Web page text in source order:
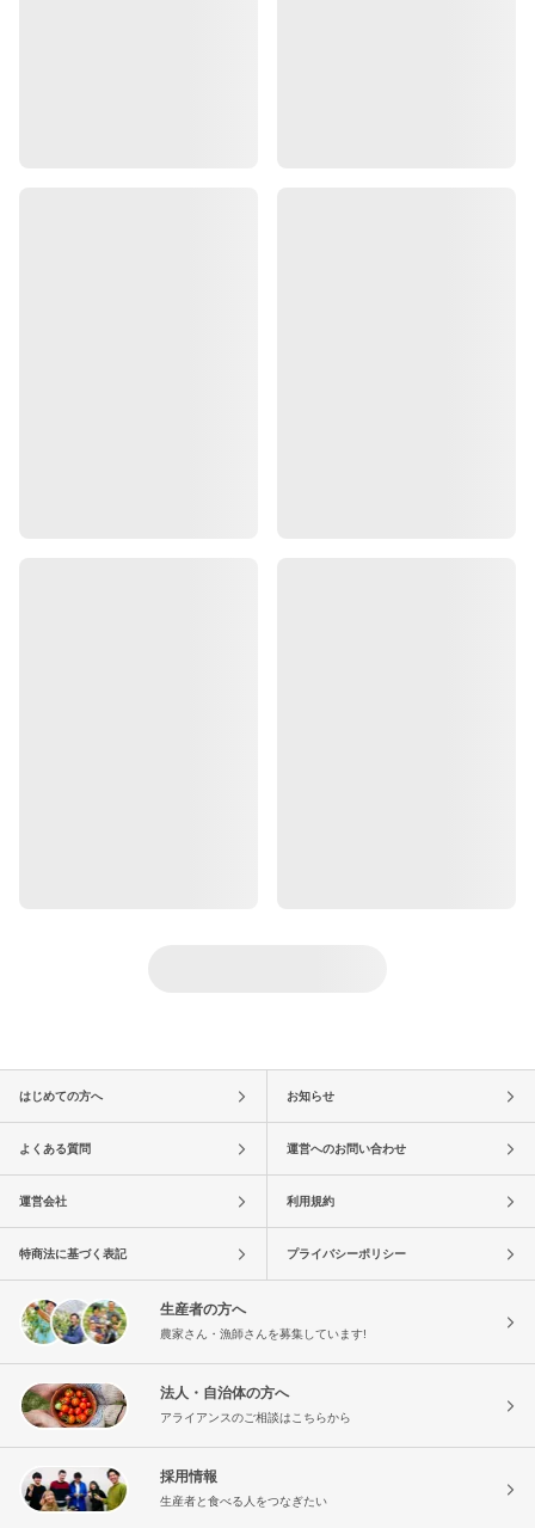
はじめての方へ お知らせ
よくある質問 運営へのお問い合わせ
運営会社 利用規約
特商法に基づく表記 プライバシーポリシー
生産者の方へ
農家さん・漁師さんを募集しています!
法人・自治体の方へ
アライアンスのご相談はこちらから
採用情報
生産者と食べる人をつなぎたい